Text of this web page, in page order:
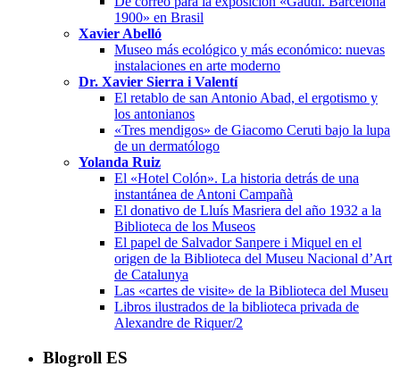
1900» en Brasil
Xavier Abelló
Museo más ecológico y más económico: nuevas
instalaciones en arte moderno
Dr. Xavier Sierra i Valentí
El retablo de san Antonio Abad, el ergotismo y
los antonianos
«Tres mendigos» de Giacomo Ceruti bajo la lupa
de un dermatólogo
Yolanda Ruiz
El «Hotel Colón». La historia detrás de una
instantánea de Antoni Campañà
El donativo de Lluís Masriera del año 1932 a la
Biblioteca de los Museos
El papel de Salvador Sanpere i Miquel en el
origen de la Biblioteca del Museu Nacional d’Art
de Catalunya
Las «cartes de visite» de la Biblioteca del Museu
Libros ilustrados de la biblioteca privada de
Alexandre de Riquer/2
Blogroll ES